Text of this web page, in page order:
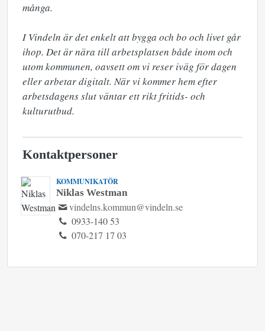
många.
I Vindeln är det enkelt att bygga och bo och livet går
ihop. Det är nära till arbetsplatsen både inom och
utom kommunen, oavsett om vi reser iväg för dagen
eller arbetar digitalt. När vi kommer hem efter
arbetsdagens slut väntar ett rikt fritids- och
kulturutbud.
Kontaktpersoner
KOMMUNIKATÖR
Niklas Westman
vindelns.kommun@vindeln.se
0933-140 53
070-217 17 03